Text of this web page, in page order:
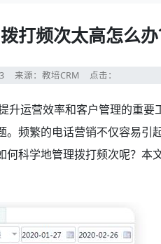
打频次太高怎么办
13来源：教培CRM 点击：
升运营效率和客户管理的重要
。频繁的电话营销不仅容易引
科学地管理拨打频次呢？本